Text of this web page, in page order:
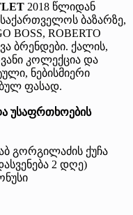
2018 წლიდან
ბაზარზე,
BOSS, ROBERTO
ბრენდები. ქალის,
კოლექცია და
ნებისმიერი
ფასად.
უსაფრთხოების
გორგილაძის ქუჩა
2 დღე)